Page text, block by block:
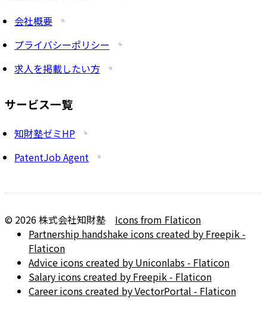
会社概要
プライバシーポリシー
求人を掲載したい方
サービス一覧
知財塾ゼミHP
PatentJob Agent
© 2026株式会社知財塾
Icons from Flaticon
Partnership handshake icons created by Freepik -
Flaticon
Advice icons created by Uniconlabs - Flaticon
Salary icons created by Freepik - Flaticon
Career icons created by VectorPortal - Flaticon